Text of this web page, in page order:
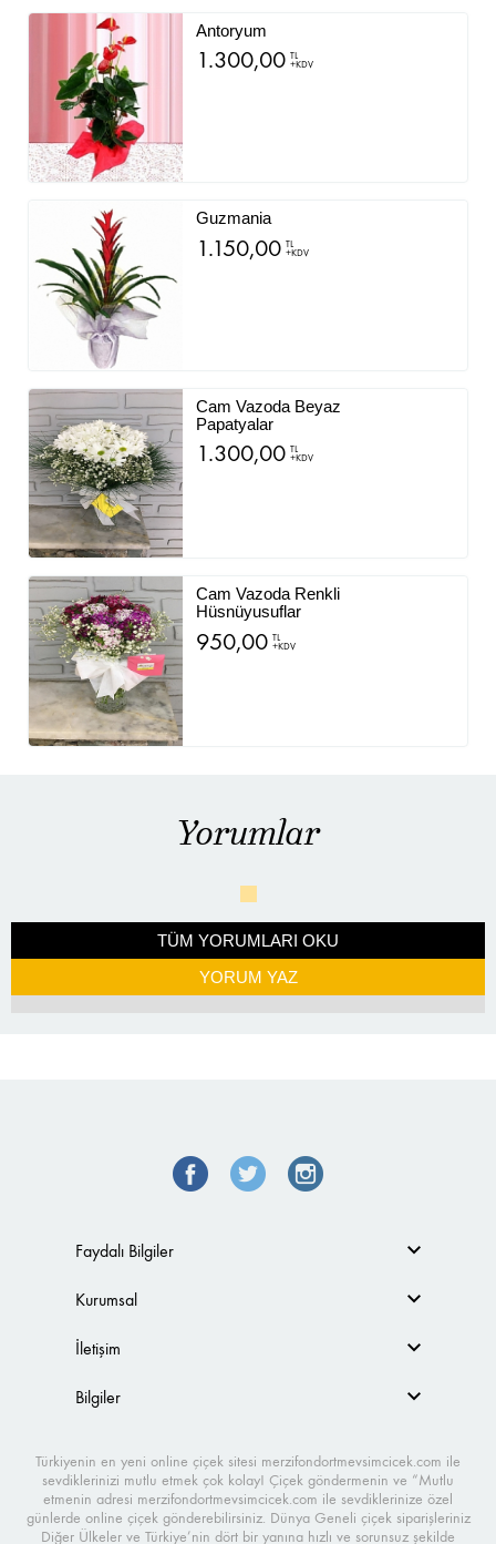
Antoryum
1.300,00 TL
+KDV
Guzmania
1.150,00 TL
+KDV
Cam Vazoda Beyaz
Papatyalar
1.300,00 TL
+KDV
Cam Vazoda Renkli
Hüsnüyusuflar
950,00 TL
+KDV
Yorumlar
TÜM YORUMLARI OKU
YORUM YAZ
Faydalı Bilgiler
Kurumsal
İletişim
Bilgiler
Türkiyenin en yeni online çiçek sitesi merzifondortmevsimcicek.com ile
sevdiklerinizi mutlu etmek çok kolay! Çiçek göndermenin ve “Mutlu
etmenin adresi merzifondortmevsimcicek.com ile sevdiklerinize özel
günlerde online çiçek gönderebilirsiniz. Dünya Geneli çiçek siparişleriniz
Diğer Ülkeler ve Türkiye’nin dört bir yanına hızlı ve sorunsuz şekilde